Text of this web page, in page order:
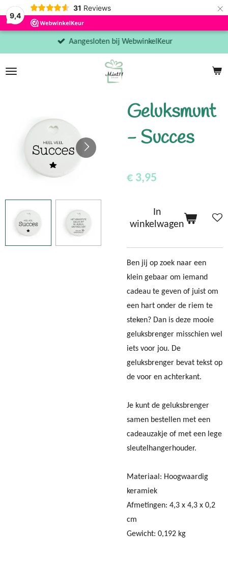
9,4
31 Reviews ×
Aangesloten bij WebwinkelKeur
Geluksmunt
- Succes
€ 3,95
In
winkelwagen
Ben jij op zoek naar een
klein gebaar om iemand
cadeau te geven of juist om
een hart onder de riem te
steken? Dan is deze mooie
geluksbrenger misschien wel
iets voor jou. De
geluksbrenger bevat tekst op
de voor en achterkant.
Je kunt de geluksbrenger
samen bestellen met een
cadeauzakje of met een lege
sleutelhangerhouder.
Materiaal: Hoogwaardig
keramiek
Afmetingen: 4,3 x 4,3 x 0,2
cm
Gewicht: 0,192 kg